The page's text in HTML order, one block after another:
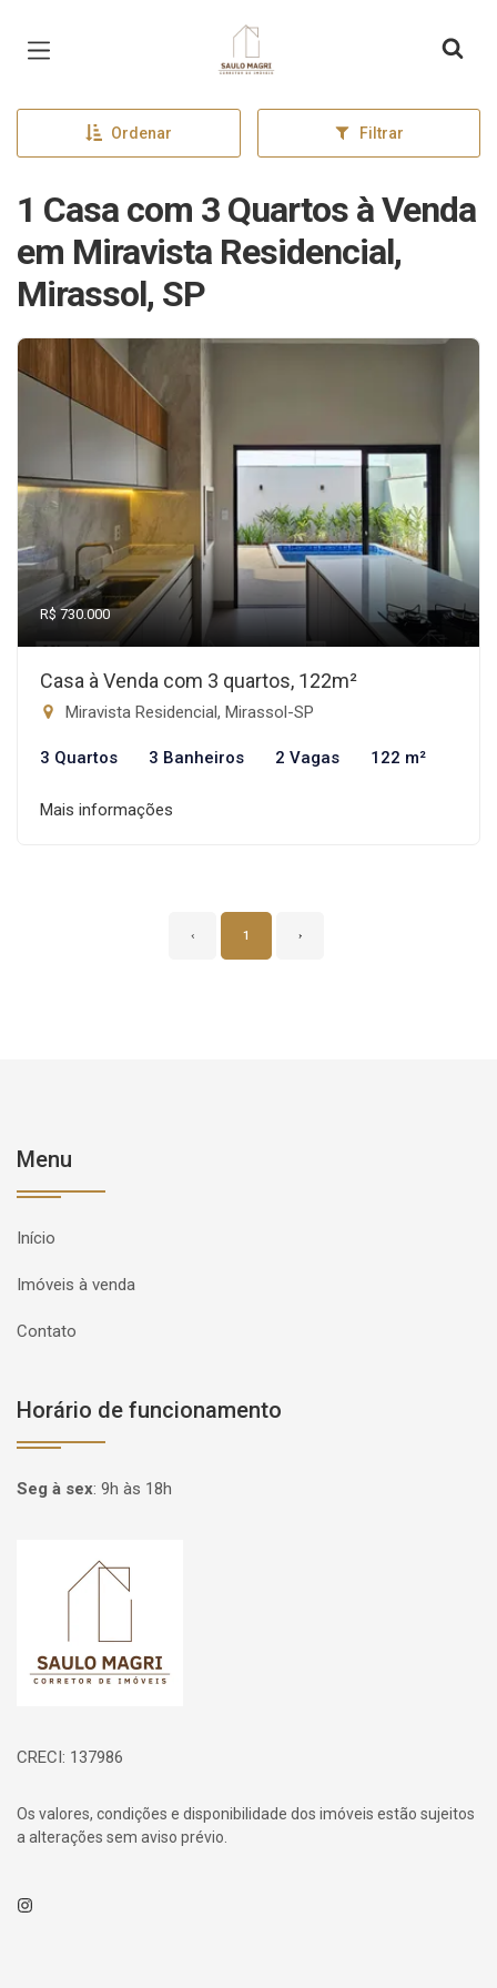
Página inicial
Ordenar Filtrar
1 Casa com 3 Quartos à Venda
em Miravista Residencial,
Mirassol, SP
R$ 730.000
Casa à Venda com 3 quartos, 122m²
Miravista Residencial, Mirassol-SP
3 Quartos 3 Banheiros 2 Vagas 122 m²
Mais informações
‹ 1 ›
Menu
Início
Imóveis à venda
Contato
Horário de funcionamento
Seg à sex: 9h às 18h
Página inicial
CRECI: 137986
Os valores, condições e disponibilidade dos imóveis estão sujeitos
a alterações sem aviso prévio.
Instagram